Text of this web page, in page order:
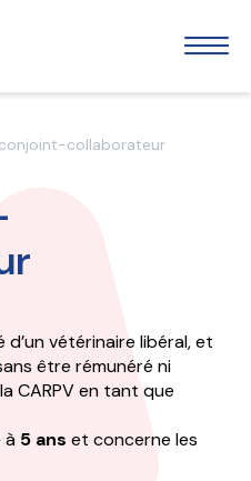
et vos appels de
et d’éducation
collaborateur
vétérinaire libéral, et
être rémunéré ni
CARPV en tant que
à 5 ans et concerne les